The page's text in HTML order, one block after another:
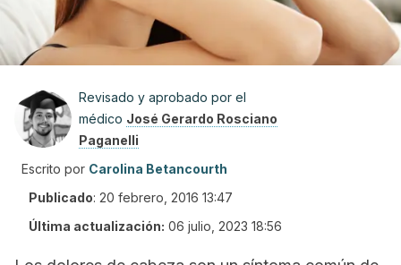
Revisado y aprobado por el
médico José Gerardo Rosciano
Paganelli
Escrito por Carolina Betancourth
Publicado: 20 febrero, 2016 13:47
Última actualización: 06 julio, 2023 18:56